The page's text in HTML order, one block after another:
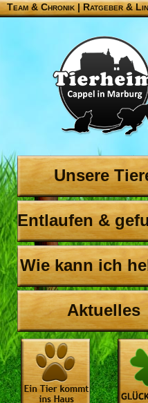
Team & Chronik |Ratgeber &
Unsere
Entlaufen &
Wie kann ich
Aktuelles